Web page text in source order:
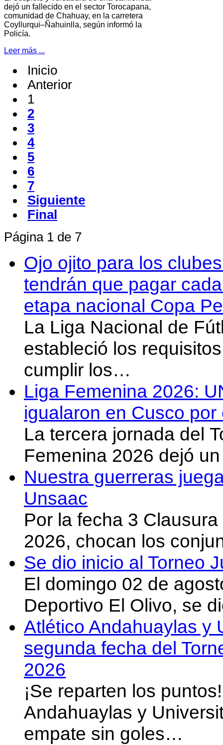
dejó un fallecido en el sector Torocapana,
comunidad de Chahuay, en la carretera
Coyllurqui–Ñahuinlla, según informó la
Policía.
Leer más ...
Inicio
Anterior
1
2
3
4
5
6
7
Siguiente
Final
Página 1 de 7
Ojo ojito para los
tendrán que pagar
etapa nacional Copa
La Liga Nacional de
estableció los
cumplir los…
Liga Femenina 2026:
igualaron en Cusco
La tercera jornada del
Femenina 2026 dejó
Nuestra guerreras
Unsaac
Por la fecha 3
2026, chocan los
Se dio inicio al Torneo
El domingo 02 de
Deportivo El Olivo, se
Atlético Andahuaylas y
segunda fecha del
2026
¡Se reparten los
Andahuaylas y
empate sin goles…